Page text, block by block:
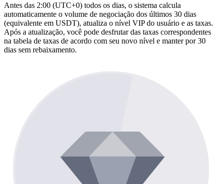
Antes das 2:00 (UTC+0) todos os dias, o sistema calcula
automaticamente o volume de negociação dos últimos 30 dias
(equivalente em USDT), atualiza o nível VIP do usuário e as taxas.
Após a atualização, você pode desfrutar das taxas correspondentes
na tabela de taxas de acordo com seu novo nível e manter por 30
dias sem rebaixamento.